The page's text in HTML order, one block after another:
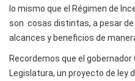
lo mismo que el Régimen de
son cosas distintas, a pesar
alcances y beneficios de
Recordemos que el gobernador
Legislatura, un proyecto de ley